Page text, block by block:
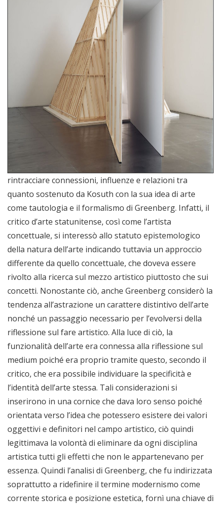
rintracciare connessioni, influenze e relazioni tra
quanto sostenuto da Kosuth con la sua idea di arte
come tautologia e il formalismo di Greenberg. Infatti, il
critico d’arte statunitense, così come l’artista
concettuale, si interessò allo statuto epistemologico
della natura dell’arte indicando tuttavia un approccio
differente da quello concettuale, che doveva essere
rivolto alla ricerca sul mezzo artistico piuttosto che sui
concetti. Nonostante ciò, anche Greenberg considerò la
tendenza all’astrazione un carattere distintivo dell’arte
nonché un passaggio necessario per l’evolversi della
riflessione sul fare artistico. Alla luce di ciò, la
funzionalità dell’arte era connessa alla riflessione sul
medium poiché era proprio tramite questo, secondo il
critico, che era possibile individuare la specificità e
l’identità dell’arte stessa. Tali considerazioni si
inserirono in una cornice che dava loro senso poiché
orientata verso l’idea che potessero esistere dei valori
oggettivi e definitori nel campo artistico, ciò quindi
legittimava la volontà di eliminare da ogni disciplina
artistica tutti gli effetti che non le appartenevano per
essenza. Quindi l’analisi di Greenberg, che fu indirizzata
soprattutto a ridefinire il termine modernismo come
corrente storica e posizione estetica, fornì una chiave di